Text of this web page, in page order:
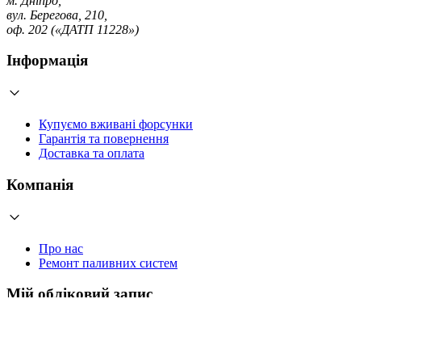
вул. Берегова, 210,
оф. 202 («ДАТП 11228»)
Інформація
Купуємо вживані форсунки
Гарантія та повернення
Доставка та оплата
Компанія
Про нас
Ремонт паливних систем
Мій обліковий запис